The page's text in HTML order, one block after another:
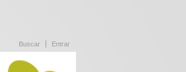
Entrar
Buscar